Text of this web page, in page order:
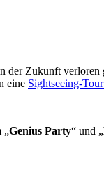
der Zukunft verloren
eine Sightseeing-
„Genius Party“ und „